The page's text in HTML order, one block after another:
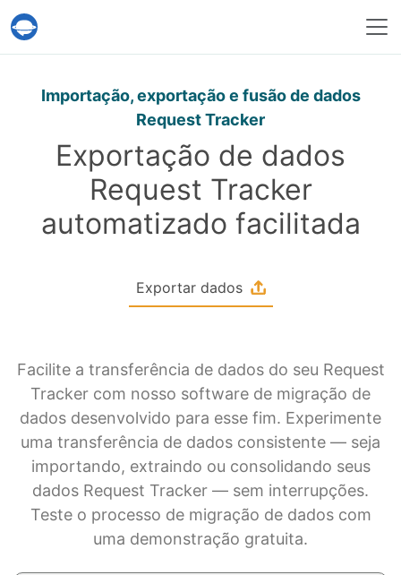
Serviço Help Desk Migration
Importação, exportação e fusão de dados
Request Tracker
Exportação de dados
Request Tracker
automatizado facilitada
Facilite a transferência de dados do seu Request
Tracker com nosso software de migração de
dados desenvolvido para esse fim. Experimente
uma transferência de dados consistente — seja
importando, extraindo ou consolidando seus
dados Request Tracker — sem interrupções.
Teste o processo de migração de dados com
uma demonstração gratuita.
Exportar dados